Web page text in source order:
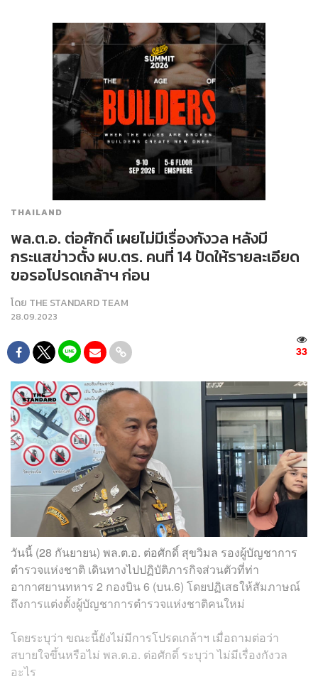
THAILAND
พล.ต.อ. ต่อศักดิ์ เผยไม่มีเรื่องกังวล หลังมี
กระแสข่าวตั้ง ผบ.ตร. คนที่ 14 ปัดให้รายละเอียด
ขอรอโปรดเกล้าฯ ก่อน
โดย THE STANDARD TEAM
28.09.2023
33
วันนี้ (28 กันยายน) พล.ต.อ. ต่อศักดิ์ สุขวิมล รองผู้บัญชาการ
ตำรวจแห่งชาติ เดินทางไปปฏิบัติภารกิจส่วนตัวที่ท่า
อากาศยานทหาร 2 กองบิน 6 (บน.6) โดยปฏิเสธให้สัมภาษณ์
ถึงการแต่งตั้งผู้บัญชาการตำรวจแห่งชาติคนใหม่
โดยระบุว่า ขณะนี้ยังไม่มีการโปรดเกล้าฯ เมื่อถามต่อว่า
สบายใจขึ้นหรือไม่ พล.ต.อ. ต่อศักดิ์ ระบุว่า ไม่มีเรื่องกังวล
อะไร